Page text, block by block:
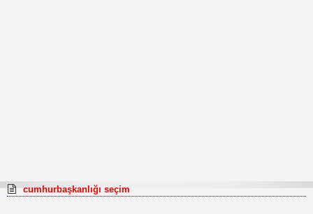
cumhurbaşkanlığı seçim